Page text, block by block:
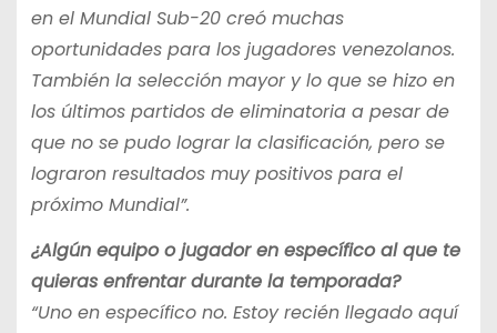
en el Mundial Sub-20 creó muchas
oportunidades para los jugadores venezolanos.
También la selección mayor y lo que se hizo en
los últimos partidos de eliminatoria a pesar de
que no se pudo lograr la clasificación, pero se
lograron resultados muy positivos para el
próximo Mundial”.
¿Algún equipo o jugador en específico al que te
quieras enfrentar durante la temporada?
“Uno en específico no. Estoy recién llegado aquí